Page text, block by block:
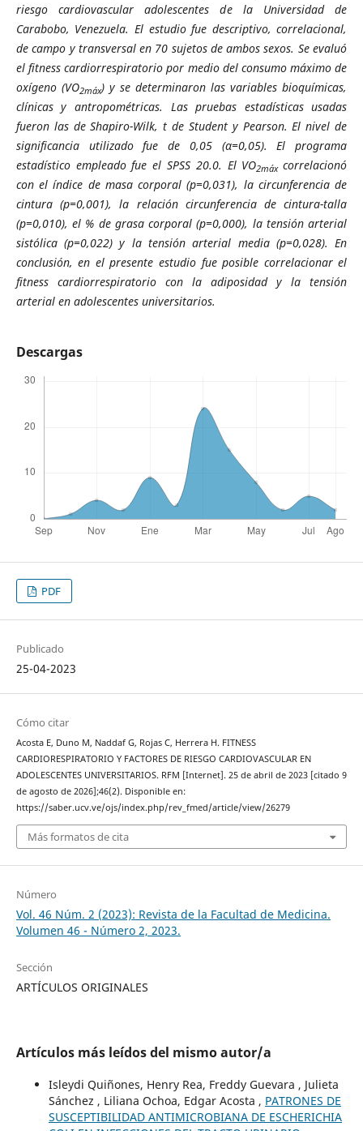
riesgo cardiovascular adolescentes de la Universidad de
Carabobo, Venezuela. El estudio fue descriptivo, correlacional,
de campo y transversal en 70 sujetos de ambos sexos. Se evaluó
elfitness cardiorrespiratorio por medio del consumo máximo de
oxígeno (VO2máx) y se determinaron las variables bioquímicas,
clínicas y antropométricas. Las pruebas estadísticas usadas
fueron las de Shapiro-Wilk, t de Student y Pearson. El nivel de
significancia utilizado fue de 0,05 (α=0,05). El programa
estadístico empleado fue el SPSS 20.0. El VO2máxcorrelacionó
con el índice de masa corporal (p=0,031), la circunferencia de
cintura (p=0,001), la relación circunferencia de cintura-talla
(p=0,010), el % de grasa corporal (p=0,000), la tensión arterial
sistólica (p=0,022) y la tensión arterial media (p=0,028). En
conclusión, en el presente estudio fue posible correlacionar el
fitness cardiorrespiratorio con la adiposidad y la tensión
arterial en adolescentes universitarios.
Descargas
PDF
Publicado
25-04-2023
Cómo citar
Acosta E, Duno M, Naddaf G, Rojas C, Herrera H. FITNESS
CARDIORESPIRATORIO Y FACTORES DE RIESGO CARDIOVASCULAR EN
ADOLESCENTES UNIVERSITARIOS. RFM [Internet]. 25 de abril de 2023 [citado 9
de agosto de 2026];46(2). Disponible en:
https://saber.ucv.ve/ojs/index.php/rev_fmed/article/view/26279
Más formatos de cita
Número
Vol. 46 Núm. 2 (2023): Revista de la Facultad de Medicina.
Volumen 46 - Número 2, 2023.
Sección
ARTÍCULOS ORIGINALES
Artículos más leídos del mismo autor/a
Isleydi Quiñones, Henry Rea, Freddy Guevara , Julieta
Sánchez , Liliana Ochoa, Edgar Acosta , PATRONES DE
SUSCEPTIBILIDAD ANTIMICROBIANA DE ESCHERICHIA